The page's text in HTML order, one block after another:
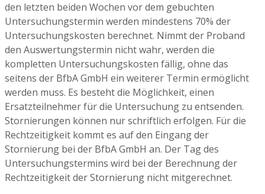
den letzten beiden Wochen vor dem gebuchten
Untersuchungstermin werden mindestens 70% der
Untersuchungskosten berechnet. Nimmt der Proband
den Auswertungstermin nicht wahr, werden die
kompletten Untersuchungskosten fällig, ohne das
seitens der BfbA GmbH ein weiterer Termin ermöglicht
werden muss. Es besteht die Möglichkeit, einen
Ersatzteilnehmer für die Untersuchung zu entsenden.
Stornierungen können nur schriftlich erfolgen. Für die
Rechtzeitigkeit kommt es auf den Eingang der
Stornierung bei der BfbA GmbH an. Der Tag des
Untersuchungstermins wird bei der Berechnung der
Rechtzeitigkeit der Stornierung nicht mitgerechnet.